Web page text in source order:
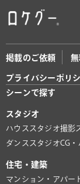
掲載のご依頼
プライバシーポリ
シーンで探す
スタジオ
ハウススタジオ撮影
ダンススタジオCG
住宅・建築
マンション・アパー